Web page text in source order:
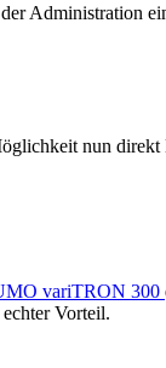
Administration
nun direkt
variTRON 300
Vorteil.